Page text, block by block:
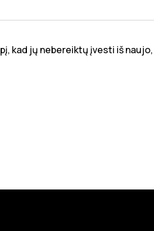
kad jų nebereiktų įvesti iš naujo,